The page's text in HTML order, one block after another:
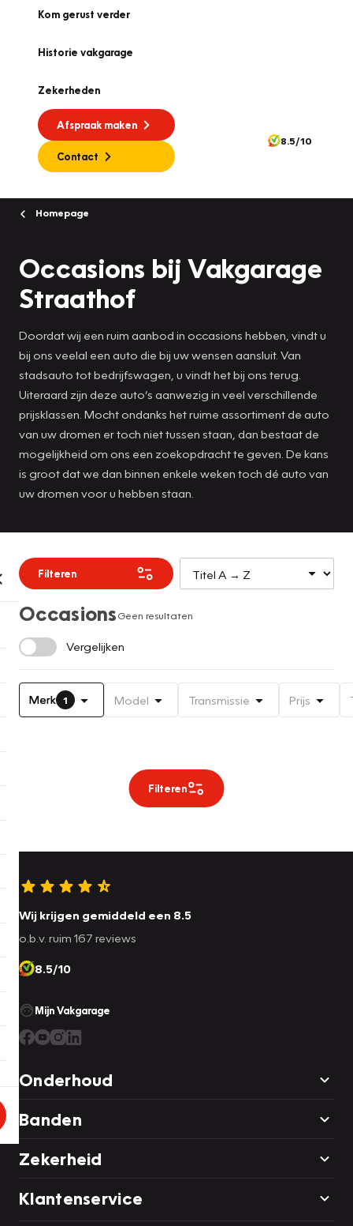
Kom gerust verder
Historie vakgarage
Zekerheden
Afspraak maken
Contact
8.5/10
Homepage
Occasions bij Vakgarage
Straathof
Doordat wij een ruim aanbod in occasions hebben, vindt u
bij ons veelal een auto die bij uw wensen aansluit. Van
stadsauto tot bedrijfswagen, u vindt het bij ons terug.
Uiteraard zijn deze auto’s aanwezig in veel verschillende
prijsklassen. Mocht ondanks het ruime assortiment de auto
van uw dromen er toch niet tussen staan, dan bestaat de
mogelijkheid om ons een zoekopdracht te geven. De kans
is groot dat we dan binnen enkele weken toch dé auto van
uw dromen voor u hebben staan.
Filteren
OccasionsGeen resultaten
Vergelijken
Merk 1 Model Transmissie Prijs
Filteren
Wij krijgen gemiddeld een 8.5
o.b.v. ruim 167 reviews
8.5/10
Mijn Vakgarage
Onderhoud
Banden
Zekerheid
Klantenservice